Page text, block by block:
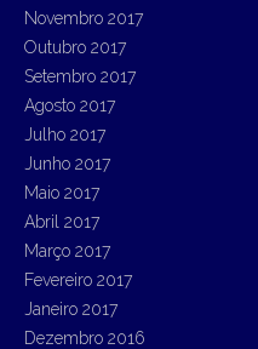
Novembro 2017
Outubro 2017
Setembro 2017
Agosto 2017
Julho 2017
Junho 2017
Maio 2017
Abril 2017
Março 2017
Fevereiro 2017
Janeiro 2017
Dezembro 2016